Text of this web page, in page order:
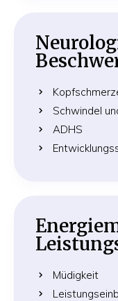
Schwindel
ADHS
Müdigkeit